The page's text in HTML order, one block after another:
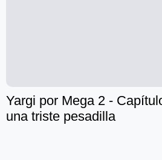
Yargi por Mega 2 -
una triste pesadilla